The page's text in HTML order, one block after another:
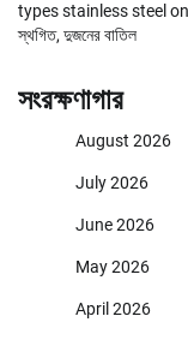
types stainless steel on
স্থগিত, দুজনের বাতিল
সংরক্ষণাগার
August 2026
July 2026
June 2026
May 2026
April 2026